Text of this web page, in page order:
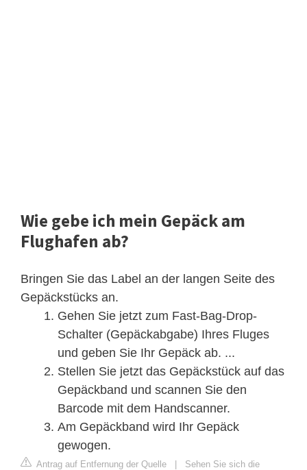
Wie gebe ich mein Gepäck am
Flughafen ab?
Bringen Sie das Label an der langen Seite des
Gepäckstücks an.
Gehen Sie jetzt zum Fast-Bag-Drop-
Schalter (Gepäckabgabe) Ihres Fluges
und geben Sie Ihr Gepäck ab. ...
Stellen Sie jetzt das Gepäckstück auf das
Gepäckband und scannen Sie den
Barcode mit dem Handscanner.
Am Gepäckband wird Ihr Gepäck
gewogen.
Antrag auf Entfernung der Quelle | Sehen Sie sich die